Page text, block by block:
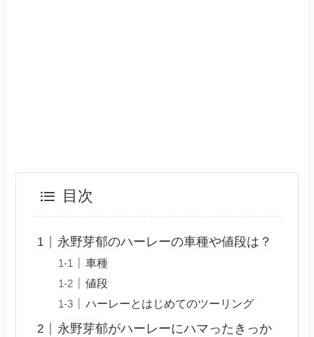
目次
永野芽郁のハーレーの車種や値段は？
車種
値段
ハーレーとはじめてのツーリング
永野芽郁がハーレーにハマったきっか